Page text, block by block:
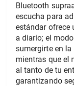
Bluetooth
escucha para
estándar ofrece
a diario; el
sumergirte en
mientras que el
al tanto de tu
garantizando